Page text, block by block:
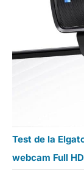
Test de la
webcam Full